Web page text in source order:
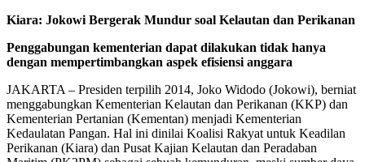
Kiara: Jokowi Bergerak Mundur soal Kelautan dan Perikanan
Penggabungan kementerian dapat dilakukan tidak hanya
dengan mempertimbangkan aspek efisiensi anggara
JAKARTA – Presiden terpilih 2014, Joko Widodo (Jokowi), berniat
menggabungkan Kementerian Kelautan dan Perikanan (KKP) dan
Kementerian Pertanian (Kementan) menjadi Kementerian
Kedaulatan Pangan. Hal ini dinilai Koalisi Rakyat untuk Keadilan
Perikanan (Kiara) dan Pusat Kajian Kelautan dan Peradaban